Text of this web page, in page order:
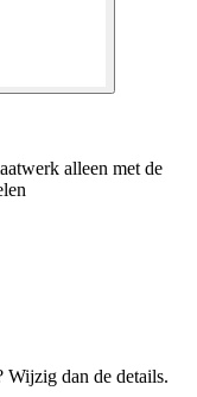
alleen met de
Wijzig dan de details.